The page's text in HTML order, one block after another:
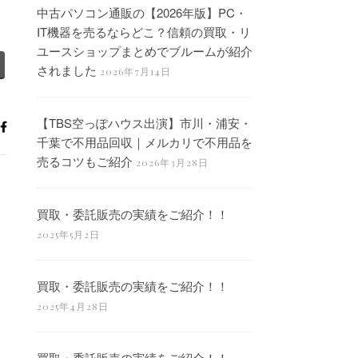
中古パソコン通販の【2026年版】PC・
IT機器を売るならどこ？信頼の買取・リ
ユースショップまとめでブルームが紹介
されました 2026年7月14日
【TBS空っぽハウス出演】市川・浦安・
千葉で不用品回収｜メルカリで不用品を
売るコツもご紹介 2026年3月28日
買取・委託販売の実績をご紹介！！
2025年5月2日
買取・委託販売の実績をご紹介！！
2025年4月28日